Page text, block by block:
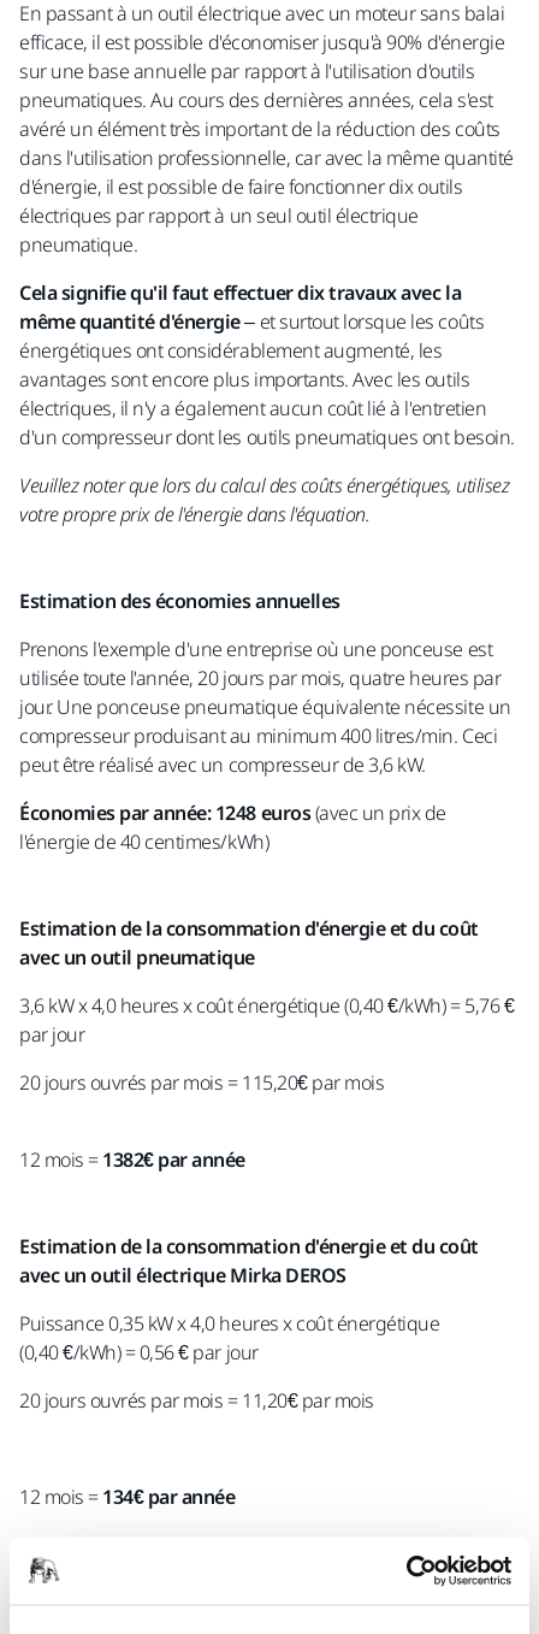
En passant à un outil électrique avec un moteur sans balai
efficace, il est possible d'économiser jusqu'à 90% d'énergie
sur une base annuelle par rapport à l'utilisation d'outils
pneumatiques. Au cours des dernières années, cela s'est
avéré un élément très important de la réduction des coûts
dans l'utilisation professionnelle, car avec la même quantité
d'énergie, il est possible de faire fonctionner dix outils
électriques par rapport à un seul outil électrique
pneumatique.
Cela signifie qu'il faut effectuer dix travaux avec la
même quantité d'énergie– et surtout lorsque les coûts
énergétiques ont considérablement augmenté, les
avantages sont encore plus importants. Avec les outils
électriques, il n'y a également aucun coût lié à l'entretien
d'un compresseur dont les outils pneumatiques ont besoin.
Veuillez noter que lors du calcul des coûts énergétiques, utilisez
votre propre prix de l'énergie dans l'équation.
Estimation des économies annuelles
Prenons l'exemple d'une entreprise où une ponceuse est
utilisée toute l'année, 20 jours par mois, quatre heures par
jour. Une ponceuse pneumatique équivalente nécessite un
compresseur produisant au minimum 400 litres/min. Ceci
peut être réalisé avec un compresseur de 3,6 kW.
Économies par année: 1248 euros(avec un prix de
l'énergie de 40 centimes/kWh)
Estimation de la consommation d'énergie et du coût
avec un outil pneumatique
3,6 kW x 4,0 heures x coût énergétique (0,40 €/kWh) = 5,76 €
par jour
20 jours ouvrés par mois = 115,20€ par mois
12 mois =1382€ par année
Estimation de la consommation d'énergie et du coût
avec un outil électrique Mirka DEROS
Puissance 0,35 kW x 4,0 heures x coût énergétique
(0,40 €/kWh) = 0,56 € par jour
20 jours ouvrés par mois = 11,20€ par mois
12 mois =134€ par année
Batteries facilement interchangeables